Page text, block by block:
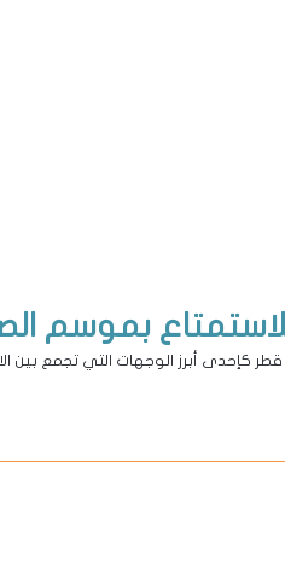
كإحدى أبرز الوجهات التي تجمع بين